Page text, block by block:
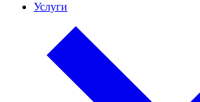
Услуги